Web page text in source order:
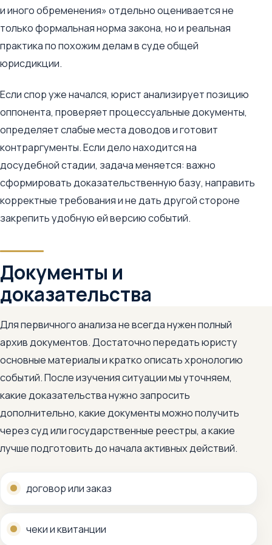
и иного обременения» отдельно оценивается не
только формальная норма закона, но и реальная
практика по похожим делам в суде общей
юрисдикции.
Если спор уже начался, юрист анализирует позицию
оппонента, проверяет процессуальные документы,
определяет слабые места доводов и готовит
контраргументы. Если дело находится на
досудебной стадии, задача меняется: важно
сформировать доказательственную базу, направить
корректные требования и не дать другой стороне
закрепить удобную ей версию событий.
Документы и
доказательства
Для первичного анализа не всегда нужен полный
архив документов. Достаточно передать юристу
основные материалы и кратко описать хронологию
событий. После изучения ситуации мы уточняем,
какие доказательства нужно запросить
дополнительно, какие документы можно получить
через суд или государственные реестры, а какие
лучше подготовить до начала активных действий.
договор или заказ
чеки и квитанции